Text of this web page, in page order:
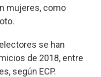
mujeres, como
se han
de 2018, entre
según ECP.